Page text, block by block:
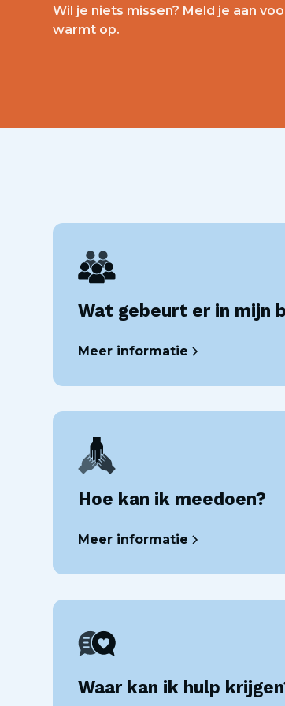
Wil je niets missen? Meld je aan
warmt op.
Wat gebeurt er in mijn
Meer informatie
Hoe kan ik meedoen?
Meer informatie
Waar kan ik hulp